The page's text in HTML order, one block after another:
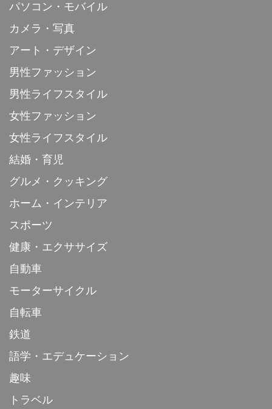
パソコン・モバイル
カメラ・写真
アート・デザイン
男性ファッション
男性ライフスタイル
女性ファッション
女性ライフスタイル
結婚・育児
グルメ・クッキング
ホーム・インテリア
スポーツ
健康・エクササイズ
自動車
モーターサイクル
自転車
鉄道
語学・エデュケーション
趣味
トラベル